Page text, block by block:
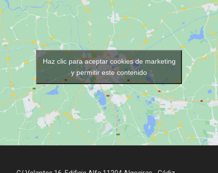
Haz clic para aceptar cookies de marketing
y permitir este contenido